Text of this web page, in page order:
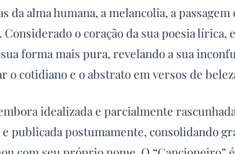
da alma humana, a melancolia, a
o coração da sua poesia lírica,
sua forma mais pura, revelando a sua
o cotidiano e o abstrato em versos de
idealizada e parcialmente
publicada postumamente, consolidando